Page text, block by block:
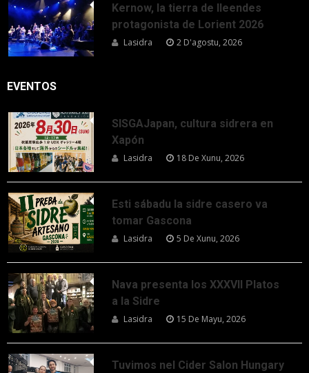
Kernow, la tierra de lleendes
protagonista de Lorient 2026
Lasidra 2 D'agostu, 2026
EVENTOS
SISGAJapan, cultura sidrera en
Xapón
Lasidra 18 De Xunu, 2026
Esti sábadu la sidre casero va
tomar Gascona
Lasidra 5 De Xunu, 2026
Nava presenta los XXXVII Platos
a la Sidre
Lasidra 15 De Mayu, 2026
Tuvimos nel Cider Salon Hungary